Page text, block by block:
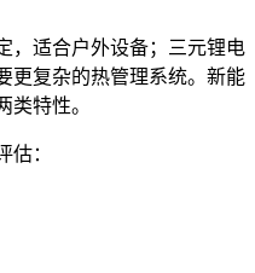
，适合户外设备；三元锂电
复杂的热管理系统。 新能
类特性。
估：